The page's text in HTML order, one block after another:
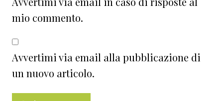
mio commento.
Avvertimi via email alla pubblicazione di
un nuovo articolo.